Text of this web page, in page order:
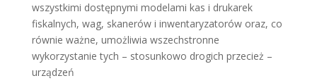
wszystkimi dostępnymi modelami kas i drukarek
fiskalnych, wag, skanerów i inwentaryzatorów oraz, co
równie ważne, umożliwia wszechstronne
wykorzystanie tych – stosunkowo drogich przecież –
urządzeń